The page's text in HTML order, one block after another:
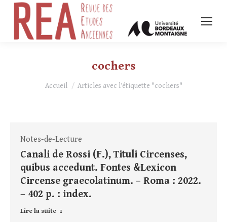
cochers
Vous êtes ici :
Accueil Articles avec l’étiquette "cochers"
Notes-de-Lecture
Canali de Rossi (F.), Tituli Circenses,
quibus accedunt. Fontes &Lexicon
Circense graecolatinum. – Roma : 2022.
– 402 p. : index.
Lire la suite